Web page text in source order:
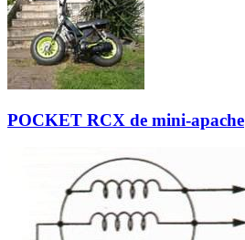
POCKET RCX de mini-apache